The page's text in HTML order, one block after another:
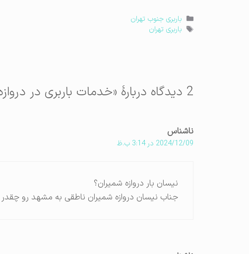
دسته‌ها
باربری جنوب تهران
برچسب‌ها
باربری تهران
2 دیدگاه دربارهٔ «خدمات باربری در دروازه شمیران (باراست);
ناشناس
2024/12/09 در 3:14 ب.ظ
نیسان بار دروازه شمیران؟
جناب نیسان دروازه شمیران ناطقی به مشهد رو